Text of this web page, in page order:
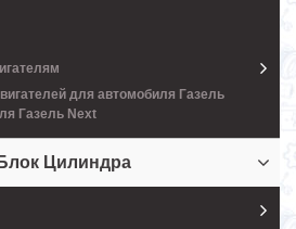
для автомобиля Газель
Газель Next
Цилиндра